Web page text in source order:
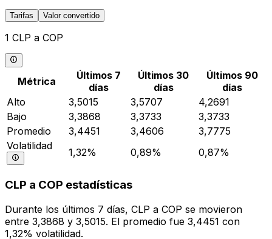
Tarifas Valor convertido
1 CLP a COP
Métrica
Últimos 7
días
Últimos 30
días
Últimos 90
días
Alto
3,5015 3,5707
4,2691
Bajo
3,3868 3,3733
3,3733
Promedio
3,4451 3,4606
3,7775
Volatilidad
1,32% 0,89% 0,87%
CLP a COP estadísticas
Durante los últimos 7 días, CLP a COP se movieron
entre 3,3868 y 3,5015. El promedio fue 3,4451 con
1,32% volatilidad.